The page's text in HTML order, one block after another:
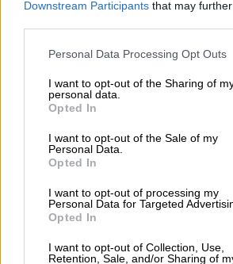
Downstream Participants that may
Please note that this website/app uses
not limited to your visit or usage
grant or deny consent to Google and its
use your data for below specified
consent section.
Personal Data Processing Opt Outs
I want to opt-out of the Sharing of
personal data.
Opted In
I want to opt-out of the Sale of my
Personal Data.
Opted In
I want to opt-out of processing my
Personal Data for Targeted
Opted In
I want to opt-out of Collection, Use,
Retention, Sale, and/or Sharing of
Δαμιανό στο «Έλα στη θέση
Δημήτρης εντοπίζει τον
«Έρωτας μετά».
J2US:Η παρατήρηση του
στην Κωνσταντίνα
συμπαίκτη της Λεωνίδα
κριτική επιτροπή στο σόου
ΕΞΤΡΑ ΕΝΘΕΤΟ LIFE
σειρές έρχονται σε Cosmote